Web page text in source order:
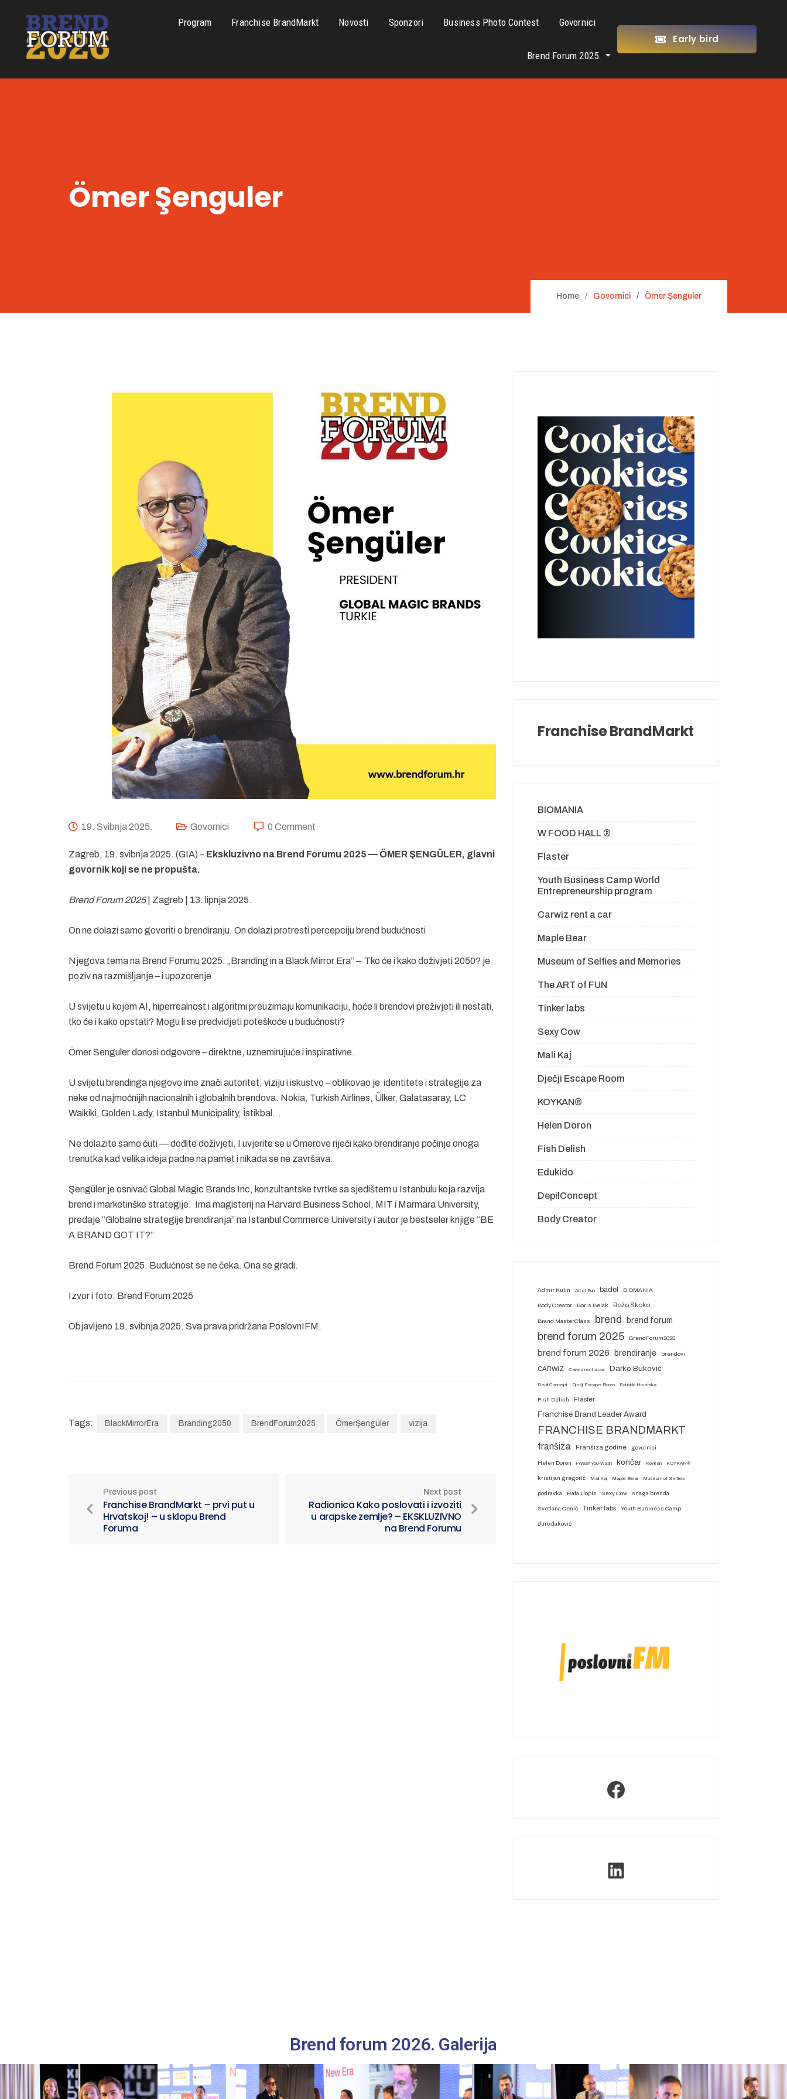
Program Franchise BrandMarkt Novosti Sponzori Business Photo Contest Govornici
Brend Forum 2025.
Early bird
Ömer Şenguler
Home Govornici Ömer Şenguler
19. Svibnja 2025. Govornici 0 Comment
Zagreb, 19. svibnja 2025. (GIA) – Ekskluzivno na Brend Forumu 2025 — ÖMER ŞENGÜLER, glavni
govornik koji se ne propušta.
Brend Forum 2025| Zagreb | 13. lipnja 2025.
On ne dolazi samo govoriti o brendiranju. On dolazi protresti percepciju brend budućnosti
Njegova tema na Brend Forumu 2025: „Branding in a Black Mirror Era“ – Tko će i kako doživjeti 2050? je
poziv na razmišljanje – i upozorenje.
U svijetu u kojem AI, hiperrealnost i algoritmi preuzimaju komunikaciju, hoće li brendovi preživjeti ili nestati,
tko će i kako opstati? Mogu li se predvidjeti poteškoće u budućnosti?
Ömer Senguler donosi odgovore – direktne, uznemirujuće i inspirativne.
U svijetu brendinga njegovo ime znači autoritet, viziju i iskustvo – oblikovao je identitete i strategije za
neke od najmoćnijih nacionalnih i globalnih brendova: Nokia, Turkish Airlines, Ülker, Galatasaray, LC
Waikiki, Golden Lady, Istanbul Municipality, İstikbal…
Ne dolazite samo čuti — dođite doživjeti. I uvjerite se u Omerove riječi kako brendiranje počinje onoga
trenutka kad velika ideja padne na pamet i nikada se ne završava.
Şengüler je osnivač Global Magic Brands Inc, konzultantske tvrtke sa sjedištem u Istanbulu koja razvija
brend i marketinške strategije. Ima magisterij na Harvard Business School, MIT i Marmara University,
predaje “Globalne strategije brendiranja” na Istanbul Commerce University i autor je bestseler knjige “BE
A BRAND GOT ​​IT?”
Brend Forum 2025. Budućnost se ne čeka. Ona se gradi.
Izvor i foto: Brend Forum 2025
Objavljeno 19. svibnja 2025. Sva prava pridržana PoslovnIFM.
Tags: BlackMirrorEra Branding2050 BrendForum2025 ÖmerŞengüler vizija
Previous post
Franchise BrandMarkt – prvi put u
Hrvatskoj! – u sklopu Brend
Foruma
Next post
Radionica Kako poslovati i izvoziti
u arapske zemlje? – EKSKLUZIVNO
na Brend Forumu
Franchise BrandMarkt
BIOMANIA
W FOOD HALL ®
Flaster
Youth Business Camp World
Entrepreneurship program
Carwiz rent a car
Maple Bear
Museum of Selfies and Memories
The ART of FUN
Tinker labs
Sexy Cow
Mali Kaj
Dječji Escape Room
KOYKAN®
Helen Doron
Fish Delish
Edukido
DepilConcept
Body Creator
Admir Kulin Art of Fun badel BIOMANIA
Body Creator Boris Belak Božo Skoko
Brand MasterClass brend brend forum
brend forum 2025 BrendForum2025
brend forum 2026 brendiranje brendovi
CARWIZ Carwiz rent a car Darko Buković
Depil Concept Dječji Escape Room Edukido Hrvatska
Fish Delish Flaster
Franchise Brand Leader Award
FRANCHISE BRANDMARKT
franšiza Franšiza godine govornici
Helen Doron i-Wash you-Wash končar Koykan KOYKAN®
kristijan gregorić Mali Kaj Maple Bear Museum of Selfies
podravka Rafa Llopis Sexy Cow snaga brenda
Svetlana Cenić Tinker labs Youth Business Camp
đuro đaković
Brend forum 2026. Galerija